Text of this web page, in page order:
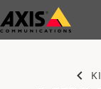
Saltar
al